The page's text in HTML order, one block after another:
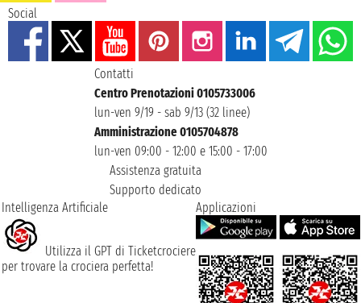
Social
Contatti
Centro Prenotazioni 0105733006
lun-ven 9/19 - sab 9/13 (32 linee)
Amministrazione 0105704878
lun-ven 09:00 - 12:00 e 15:00 - 17:00
Assistenza gratuita
Supporto dedicato
Intelligenza Artificiale
Utilizza il GPT di Ticketcrociere
per trovare la crociera perfetta!
Applicazioni